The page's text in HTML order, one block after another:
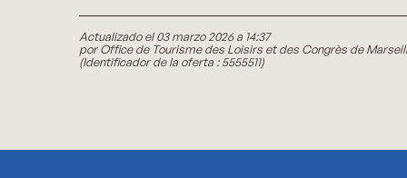
Actualizado el 03 marzo 2026 a 14:37
por Office de Tourisme des Loisirs et des Congrès de
(Identificador de la oferta :5555511)